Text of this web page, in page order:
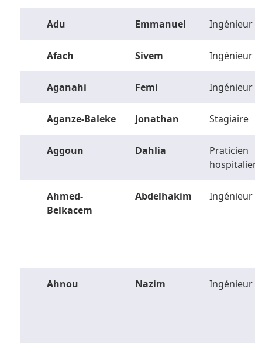
Adu Emmanuel Ingénieur
Afach Sivem Ingénieur
Aganahi Femi Ingénieur
Aganze-Baleke Jonathan Stagiaire
Aggoun Dahlia
Praticien
hospitalier
Ahmed-
Belkacem
Abdelhakim Ingénieur
Ahnou Nazim Ingénieur